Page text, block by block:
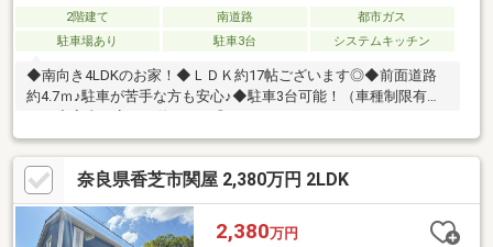
2階建て 南道路
都市ガス
駐車場あり
駐車3台 システムキッチン
◆南向き4LDKのお家！◆ＬＤＫ約17帖ございます◎◆前面道路
約4.7ｍ♪駐車が苦手な方も安心♪◆駐車3台可能！（車種制限有
奈良県香芝市関屋 2,380万円 2LDK
2,380万円